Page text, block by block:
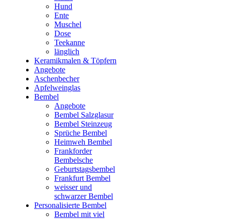
Hund
Ente
Muschel
Dose
Teekanne
länglich
Keramikmalen & Töpfern
Angebote
Aschenbecher
Apfelweinglas
Bembel
Angebote
Bembel Salzglasur
Bembel Steinzeug
Sprüche Bembel
Heimweh Bembel
Frankforder
Bembelsche
Geburtstagsbembel
Frankfurt Bembel
weisser und
schwarzer Bembel
Personalisierte Bembel
Bembel mit viel